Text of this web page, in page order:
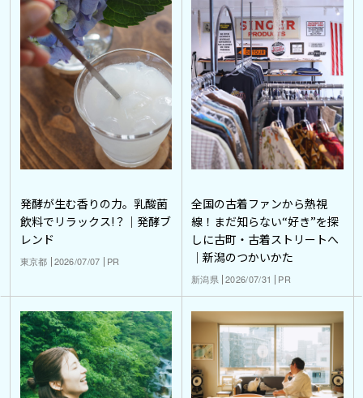
発酵が生む香りの力。乳酸菌
飲料でリラックス!？｜発酵ブ
レンド
東京都 2026/07/07 PR
全国の古着ファンから熱視
線！まだ知らない“好き”を探
しに古町・古着ストリートへ
｜新潟のつかいかた
新潟県 2026/07/31 PR